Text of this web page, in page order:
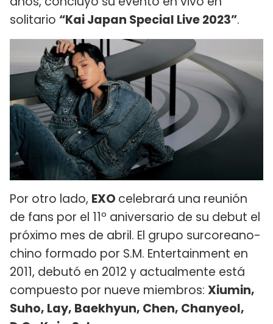
solitario “Kai Japan Special Live 2023”.
Por otro lado, EXO celebrará una reunión
de fans por el 11º aniversario de su debut el
próximo mes de abril. El grupo surcoreano-
chino formado por S.M. Entertainment en
2011, debutó en 2012 y actualmente está
compuesto por nueve miembros: Xiumin,
Suho, Lay, Baekhyun, Chen, Chanyeol,